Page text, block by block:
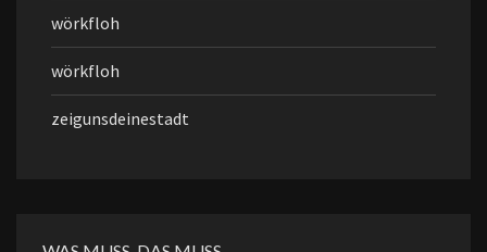
wörkfloh
wörkfloh
zeigunsdeinestadt